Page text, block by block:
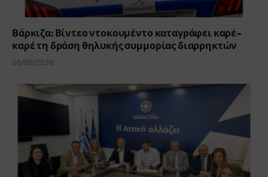
Βάρκιζα: Βίντεο ντοκουμέντο καταγράφει καρέ-
καρέ τη δράση θηλυκής συμμορίας διαρρηκτών
06/08/2026